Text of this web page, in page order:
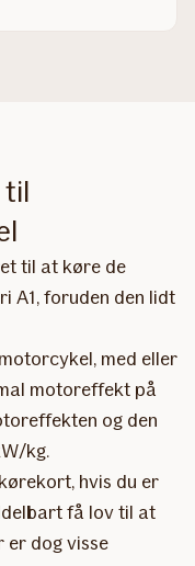
til
til at køre de
A1, foruden den lidt
med eller
motoreffekt på
og den
kg.
hvis du er
få lov til at
er dog visse